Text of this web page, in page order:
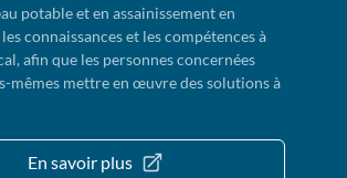
potable et en assainissement en
connaissances et les compétences à
afin que les personnes concernées
mêmes mettre en œuvre des solutions à
En savoir plus